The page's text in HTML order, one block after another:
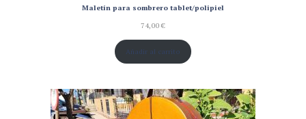
Maletín para sombrero tablet/polipiel
74,00€
Añadir al carrito